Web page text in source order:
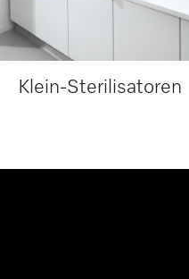
Klein-Sterilisatoren